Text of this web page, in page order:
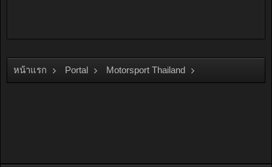
หน้าแรก Portal Motorsport Thailand